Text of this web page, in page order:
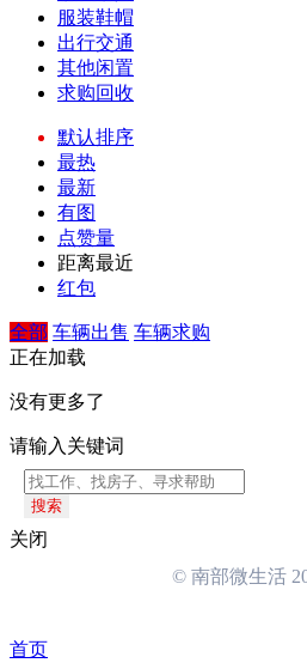
服装鞋帽
出行交通
其他闲置
求购回收
默认排序
最热
最新
有图
点赞量
距离最近
红包
全部 车辆出售 车辆求购
正在加载
没有更多了
请输入关键词
搜索
关闭
© 南部微生活
首页